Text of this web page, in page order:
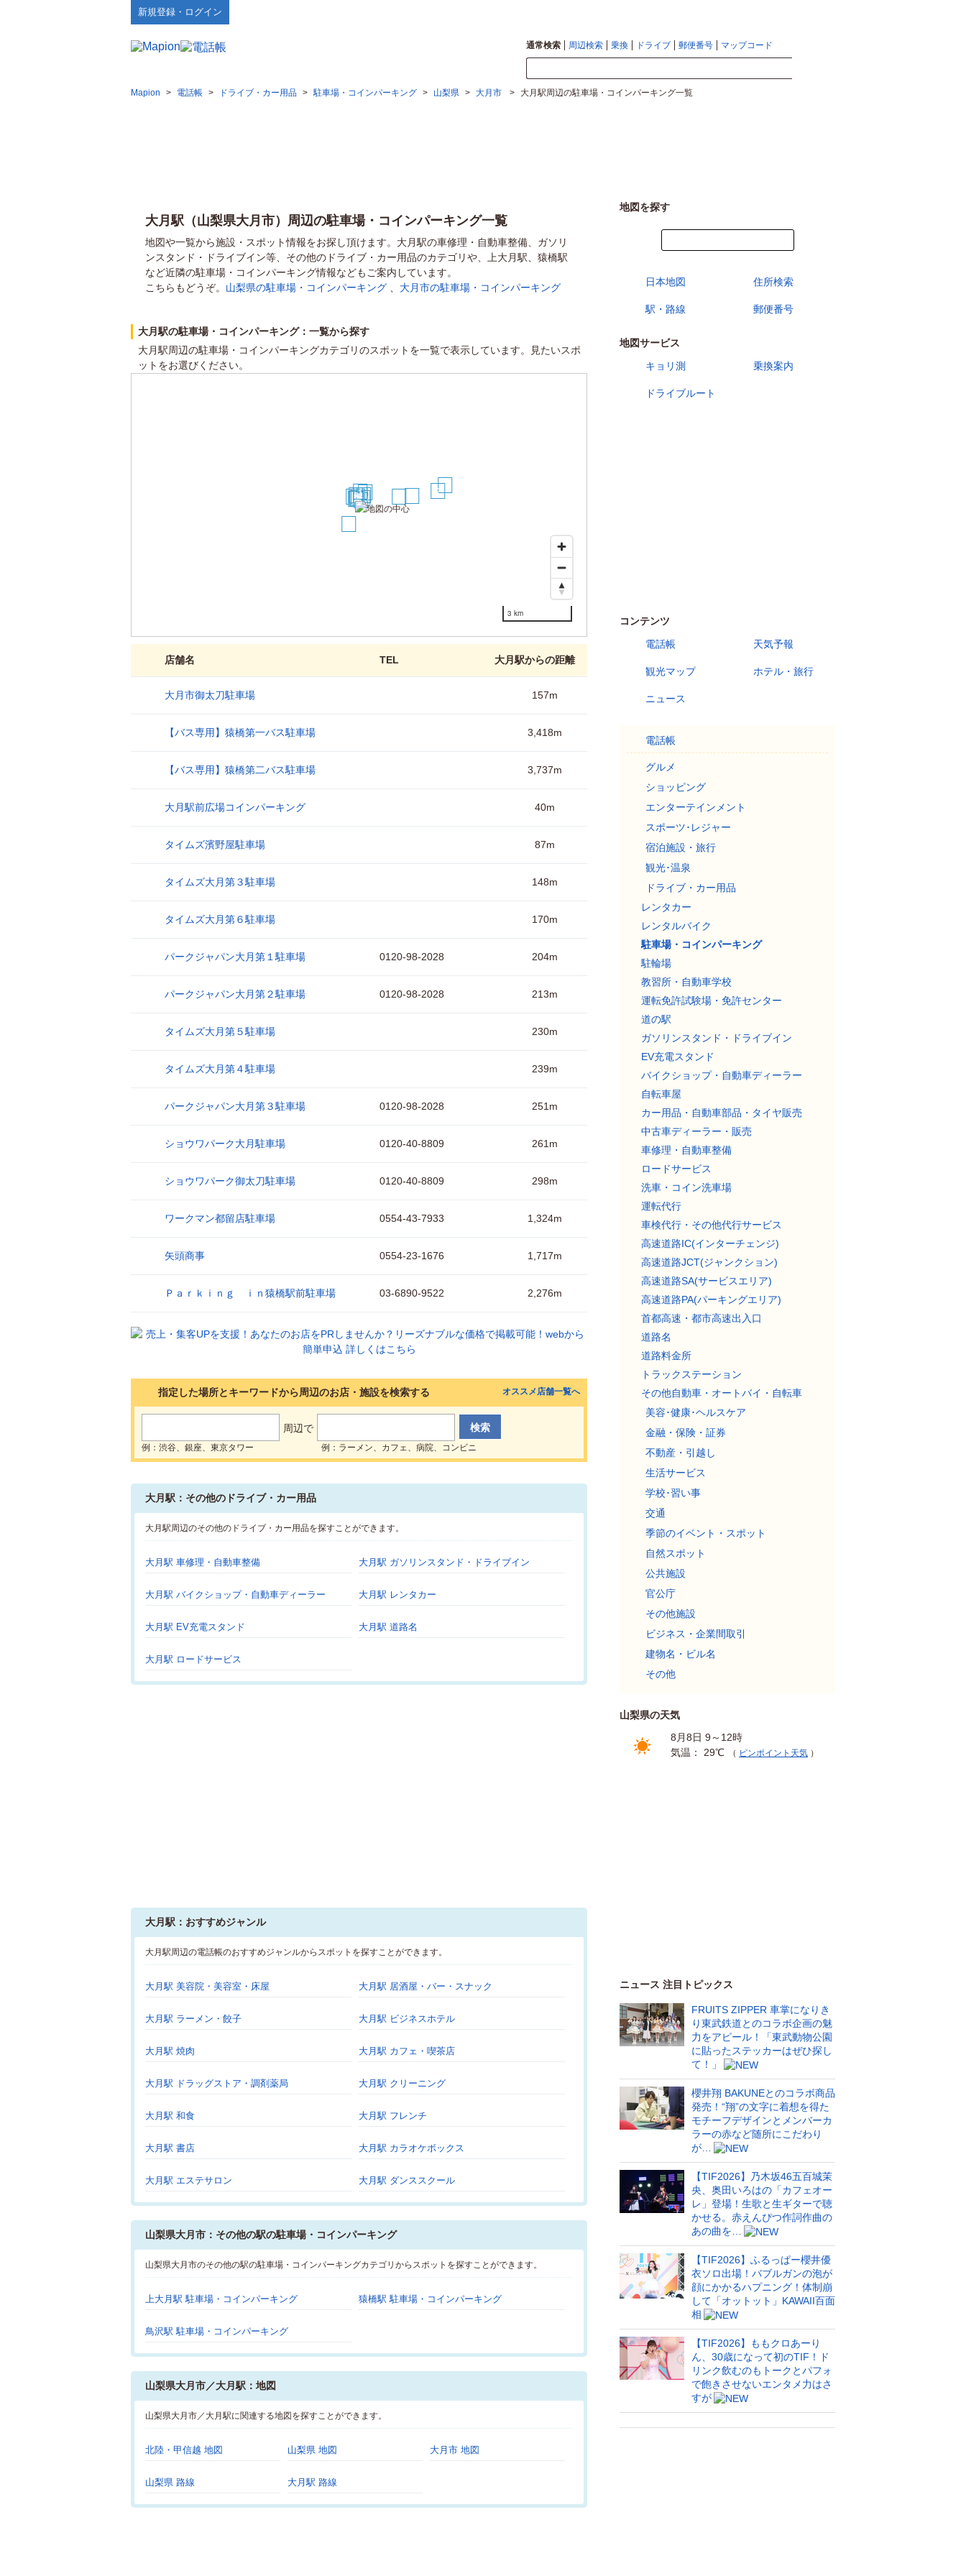
新規登録・ログイン
通常検索 周辺検索 乗換 ドライブ 郵便番号 マップコード
Mapion > 電話帳 > ドライブ・カー用品 > 駐車場・コインパーキング > 山梨県 > 大月市 > 大月駅周辺の駐車場・コインパーキング一覧
大月駅（山梨県大月市）周辺の駐車場・コインパーキング一覧
地図や一覧から施設・スポット情報をお探し頂けます。大月駅の車修理・自動車整備、ガソリ
ンスタンド・ドライブイン等、その他のドライブ・カー用品のカテゴリや、上大月駅、猿橋駅
など近隣の駐車場・コインパーキング情報などもご案内しています。
こちらもどうぞ。 山梨県の駐車場・コインパーキング 大月市の駐車場・コインパーキング
大月駅の駐車場・コインパーキング：一覧から探す
大月駅周辺の駐車場・コインパーキングカテゴリのスポットを一覧で表示しています。見たいスポ
ットをお選びください。
1 23
4
5
6
7
89
10
11
12
1314
3 km
店舗名 TEL 大月駅からの距離
大月市御太刀駐車場 157m
【バス専用】猿橋第一バス駐車場 3,418m
【バス専用】猿橋第二バス駐車場 3,737m
大月駅前広場コインパーキング 40m
タイムズ濱野屋駐車場 87m
タイムズ大月第３駐車場 148m
タイムズ大月第６駐車場 170m
パークジャパン大月第１駐車場 0120-98-2028 204m
パークジャパン大月第２駐車場 0120-98-2028 213m
タイムズ大月第５駐車場 230m
タイムズ大月第４駐車場 239m
パークジャパン大月第３駐車場 0120-98-2028 251m
ショウワパーク大月駐車場 0120-40-8809 261m
ショウワパーク御太刀駐車場 0120-40-8809 298m
ワークマン都留店駐車場 0554-43-7933 1,324m
矢頭商事 0554-23-1676 1,717m
Ｐａｒｋｉｎｇ ｉｎ猿橋駅前駐車場 03-6890-9522 2,276m
指定した場所とキーワードから周辺のお店・施設を検索する
周辺で
例：渋谷、銀座、東京タワー 例：ラーメン、カフェ、病院、コンビニ
オススメ店舗一覧へ
大月駅：その他のドライブ・カー用品
大月駅周辺のその他のドライブ・カー用品を探すことができます。
大月駅 車修理・自動車整備 大月駅 ガソリンスタンド・ドライブイン
大月駅 バイクショップ・自動車ディーラー 大月駅 レンタカー
大月駅 EV充電スタンド 大月駅 道路名
大月駅 ロードサービス
大月駅：おすすめジャンル
大月駅周辺の電話帳のおすすめジャンルからスポットを探すことができます。
大月駅 美容院・美容室・床屋 大月駅 居酒屋・バー・スナック
大月駅 ラーメン・餃子 大月駅 ビジネスホテル
大月駅 焼肉 大月駅 カフェ・喫茶店
大月駅 ドラッグストア・調剤薬局 大月駅 クリーニング
大月駅 和食 大月駅 フレンチ
大月駅 書店 大月駅 カラオケボックス
大月駅 エステサロン 大月駅 ダンススクール
山梨県大月市：その他の駅の駐車場・コインパーキング
山梨県大月市のその他の駅の駐車場・コインパーキングカテゴリからスポットを探すことができます。
上大月駅 駐車場・コインパーキング 猿橋駅 駐車場・コインパーキング
鳥沢駅 駐車場・コインパーキング
山梨県大月市／大月駅：地図
山梨県大月市／大月駅に関連する地図を探すことができます。
北陸・甲信越 地図 山梨県 地図 大月市 地図
山梨県 路線 大月駅 路線
地図を探す
日本地図 住所検索
駅・路線 郵便番号
地図サービス
キョリ測
乗換案内
ドライブルート
コンテンツ
電話帳
天気予報
観光マップ ホテル・旅行
ニュース
電話帳
グルメ
ショッピング
エンターテインメント
スポーツ･レジャー
宿泊施設・旅行
観光･温泉
ドライブ・カー用品
レンタカー
レンタルバイク
駐車場・コインパーキング
駐輪場
教習所・自動車学校
運転免許試験場・免許センター
道の駅
ガソリンスタンド・ドライブイン
EV充電スタンド
バイクショップ・自動車ディーラー
自転車屋
カー用品・自動車部品・タイヤ販売
中古車ディーラー・販売
車修理・自動車整備
ロードサービス
洗車・コイン洗車場
運転代行
車検代行・その他代行サービス
高速道路IC(インターチェンジ)
高速道路JCT(ジャンクション)
高速道路SA(サービスエリア)
高速道路PA(パーキングエリア)
首都高速・都市高速出入口
道路名
道路料金所
トラックステーション
その他自動車・オートバイ・自転車
美容･健康･ヘルスケア
金融・保険・証券
不動産・引越し
生活サービス
学校･習い事
交通
季節のイベント・スポット
自然スポット
公共施設
官公庁
その他施設
ビジネス・企業間取引
建物名・ビル名
その他
山梨県の天気
8月8日 9～12時
気温： 29℃
（ ピンポイント天気 ）
ニュース 注目トピックス
FRUITS ZIPPER 車掌になりき
り東武鉄道とのコラボ企画の魅
力をアピール！「東武動物公園
に貼ったステッカーはぜひ探し
て！」
櫻井翔 BAKUNEとのコラボ商品
発売！“翔”の文字に着想を得た
モチーフデザインとメンバーカ
ラーの赤など随所にこだわり
が…
【TIF2026】乃木坂46五百城茉
央、奥田いろはの「カフェオー
レ」登場！生歌と生ギターで聴
かせる。赤えんぴつ作詞作曲の
あの曲を…
【TIF2026】ふるっぱー櫻井優
衣ソロ出場！バブルガンの泡が
顔にかかるハプニング！体制崩
して「オットット」KAWAII百面
相
【TIF2026】ももクロあーり
ん、30歳になって初のTIF！ド
リンク飲むのもトークとパフォ
で飽きさせないエンタメ力はさ
すが